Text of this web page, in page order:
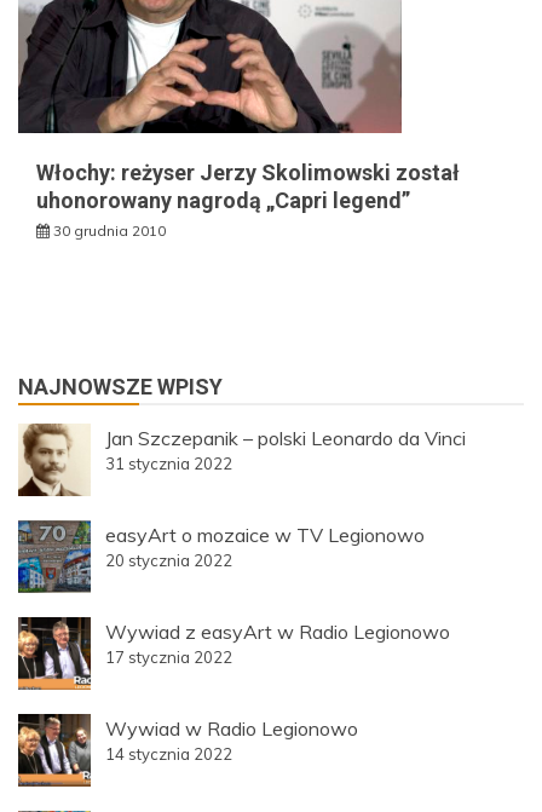
Włochy: reżyser Jerzy Skolimowski został
uhonorowany nagrodą „Capri legend”
30 grudnia 2010
NAJNOWSZE WPISY
Jan Szczepanik – polski Leonardo da Vinci
31 stycznia 2022
easyArt o mozaice w TV Legionowo
20 stycznia 2022
Wywiad z easyArt w Radio Legionowo
17 stycznia 2022
Wywiad w Radio Legionowo
14 stycznia 2022